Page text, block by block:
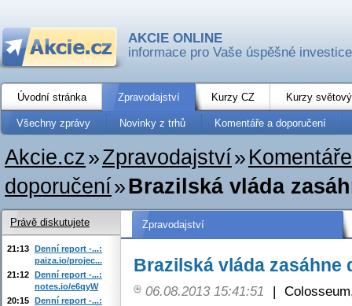
AKCIE ONLINE
informace pro Vaše úspěšné investice
Úvodní stránka Zpravodajství Kurzy CZ Kurzy
Všechny zprávy Novinky z trhů Komentáře a doporučení
Akcie.cz»Zpravodajství»
doporučení»Brazilská vláda
Zpravodajství
Brazilská vláda zasáhne
06.08.2013 15:41:51 |
Právě diskutujete
21:13 Denní report -...:
paiza.io/projec...
21:12 Denní report -...:
notes.io/e6qyW
20:15 Denní report -...: